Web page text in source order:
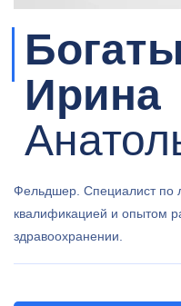
Ирина
Фельдшер. Специалист по
квалификацией и опытом
здравоохранении.